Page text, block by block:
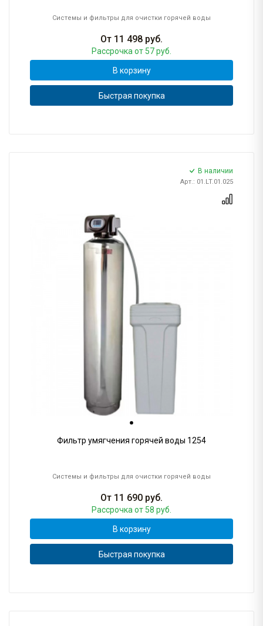
Системы и фильтры для очистки горячей воды
От 11 498 руб.
Рассрочка от 57 руб.
В корзину
Быстрая покупка
В наличии
Арт.: 01.LT.01.025
Фильтр умягчения горячей воды 1254
Системы и фильтры для очистки горячей воды
От 11 690 руб.
Рассрочка от 58 руб.
В корзину
Быстрая покупка